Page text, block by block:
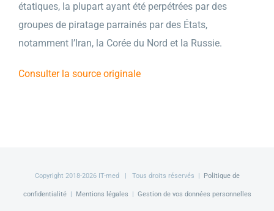
étatiques, la plupart ayant été perpétrées par des
groupes de piratage parrainés par des États,
notamment l’Iran, la Corée du Nord et la Russie.
Consulter la source originale
Copyright 2018-2026 IT-med | Tous droits réservés | Politique de
confidentialité| Mentions légales | Gestion de vos données personnelles